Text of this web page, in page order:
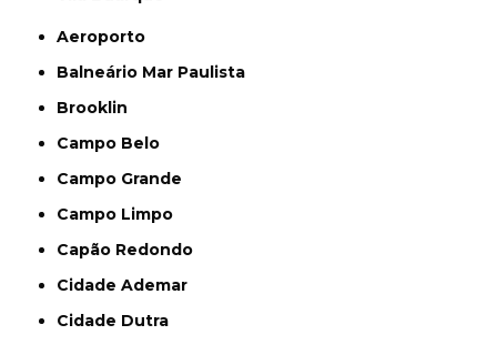
Aeroporto
Balneário Mar Paulista
Brooklin
Campo Belo
Campo Grande
Campo Limpo
Capão Redondo
Cidade Ademar
Cidade Dutra